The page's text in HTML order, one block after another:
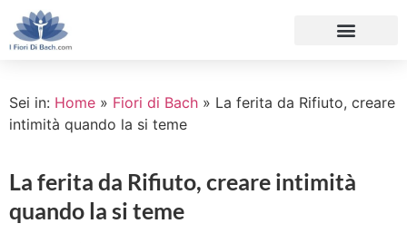
Sei in: Home » Fiori di Bach » La ferita da Rifiuto, creare
intimità quando la si teme
La ferita da Rifiuto, creare intimità
quando la si teme